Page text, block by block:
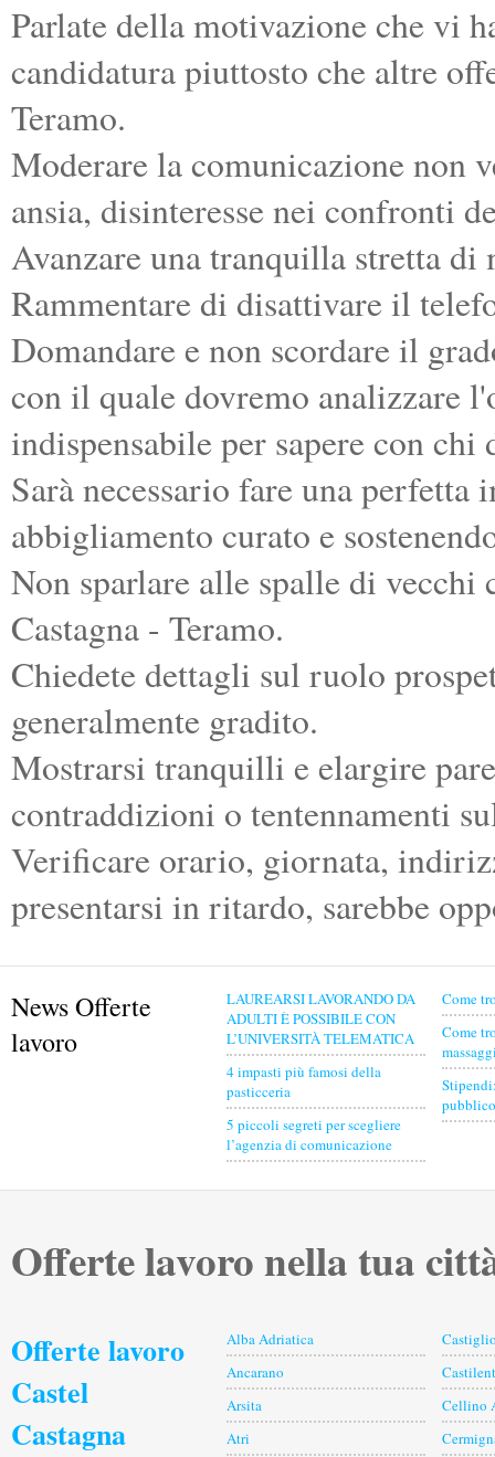
Parlate della motivazione che vi
candidatura piuttosto che altre
Teramo.
Moderare la comunicazione non
ansia, disinteresse nei confronti
Avanzare una tranquilla stretta di
Rammentare di disattivare il
Domandare e non scordare il
con il quale dovremo analizzare
indispensabile per sapere con chi
Sarà necessario fare una perfetta
abbigliamento curato e
Non sparlare alle spalle di
Castagna - Teramo.
Chiedete dettagli sul ruolo
generalmente gradito.
Mostrarsi tranquilli e elargire
contraddizioni o tentennamenti
Verificare orario, giornata,
presentarsi in ritardo, sarebbe
News Offerte
lavoro
LAUREARSI LAVORANDO DA
ADULTI È POSSIBILE CON
L’UNIVERSITÀ TELEMATICA
4 impasti più famosi della
pasticceria
5 piccoli segreti per scegliere
l’agenzia di comunicazione
Come
Come
Offerte lavoro nella tua
Offerte lavoro
Castel
Castagna
Alba Adriatica
Ancarano
Arsita
Atri
Cellino